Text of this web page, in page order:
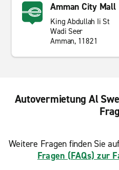
Amman City Mall
King Abdullah Ii St
Wadi Seer
Amman, 11821
Autovermietung Al
Weitere Fragen finden Sie
Fragen (FAQs) zur